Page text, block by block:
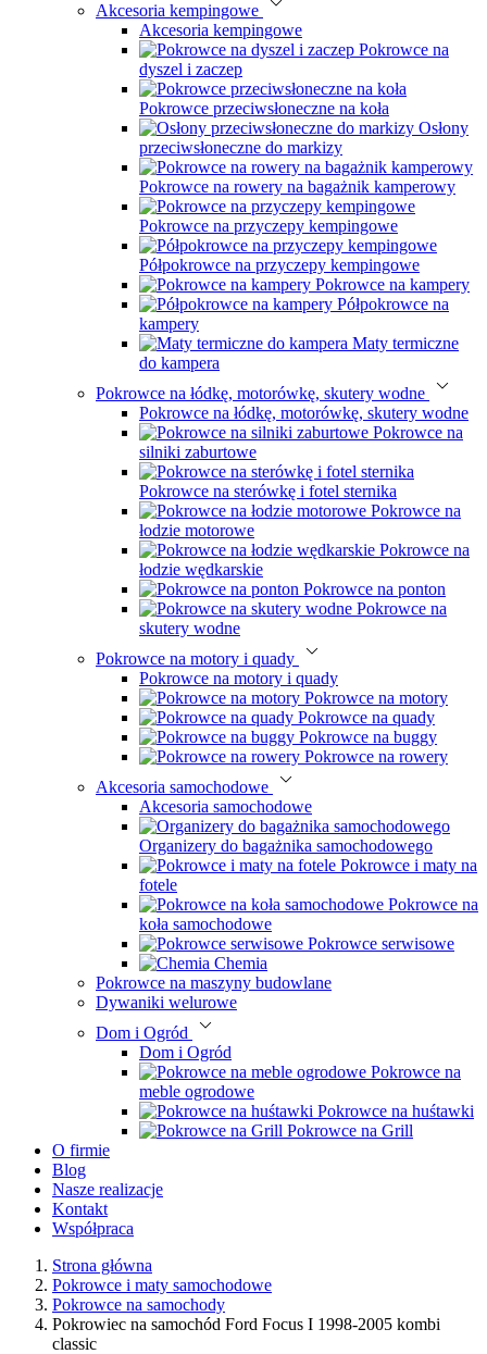
Akcesoria kempingowe
Akcesoria kempingowe
Pokrowce na
dyszel i zaczep
Pokrowce przeciwsłoneczne na koła
Osłony
przeciwsłoneczne do markizy
Pokrowce na rowery na bagażnik kamperowy
Pokrowce na przyczepy kempingowe
Półpokrowce na przyczepy kempingowe
Pokrowce na kampery
Półpokrowce na
kampery
Maty termiczne
do kampera
Pokrowce na łódkę, motorówkę, skutery wodne
Pokrowce na łódkę, motorówkę, skutery wodne
Pokrowce na
silniki zaburtowe
Pokrowce na sterówkę i fotel sternika
Pokrowce na
łodzie motorowe
Pokrowce na
łodzie wędkarskie
Pokrowce na ponton
Pokrowce na
skutery wodne
Pokrowce na motory i quady
Pokrowce na motory i quady
Pokrowce na motory
Pokrowce na quady
Pokrowce na buggy
Pokrowce na rowery
Akcesoria samochodowe
Akcesoria samochodowe
Organizery do bagażnika samochodowego
Pokrowce i maty na
fotele
Pokrowce na
koła samochodowe
Pokrowce serwisowe
Chemia
Pokrowce na maszyny budowlane
Dywaniki welurowe
Dom i Ogród
Dom i Ogród
Pokrowce na
meble ogrodowe
Pokrowce na huśtawki
Pokrowce na Grill
O firmie
Blog
Nasze realizacje
Kontakt
Współpraca
Strona główna
Pokrowce i maty samochodowe
Pokrowce na samochody
Pokrowiec na samochód Ford Focus I 1998-2005 kombi
classic